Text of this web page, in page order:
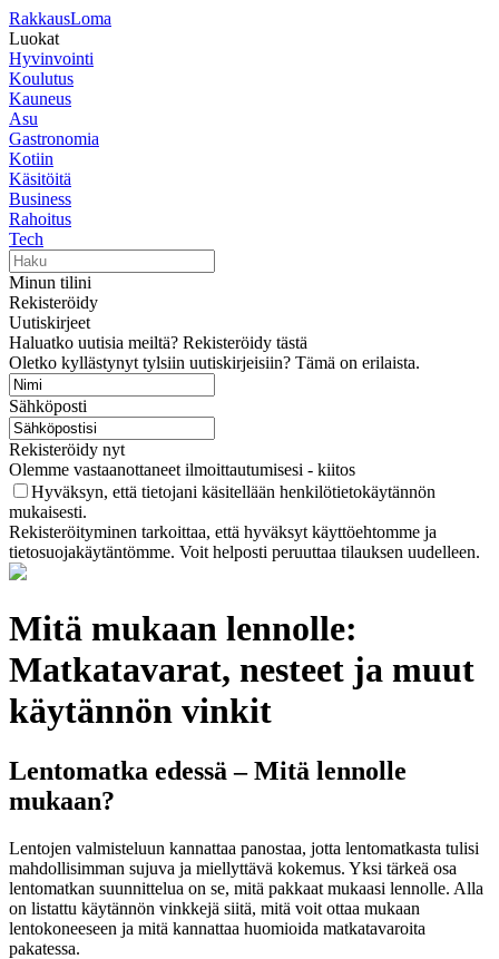
RakkausLoma
Luokat
Hyvinvointi
Koulutus
Kauneus
Asu
Gastronomia
Kotiin
Käsitöitä
Business
Rahoitus
Tech
Minun tilini
Rekisteröidy
Uutiskirjeet
Haluatko uutisia meiltä? Rekisteröidy tästä
Oletko kyllästynyt tylsiin uutiskirjeisiin? Tämä on erilaista.
Sähköposti
Rekisteröidy nyt
Olemme vastaanottaneet ilmoittautumisesi - kiitos
Hyväksyn, että tietojani käsitellään henkilötietokäytännön
mukaisesti.
Rekisteröityminen tarkoittaa, että hyväksyt käyttöehtomme ja
tietosuojakäytäntömme. Voit helposti peruuttaa tilauksen uudelleen.
Mitä mukaan lennolle:
Matkatavarat, nesteet ja muut
käytännön vinkit
Lentomatka edessä – Mitä lennolle
mukaan?
Lentojen valmisteluun kannattaa panostaa, jotta lentomatkasta tulisi
mahdollisimman sujuva ja miellyttävä kokemus. Yksi tärkeä osa
lentomatkan suunnittelua on se, mitä pakkaat mukaasi lennolle. Alla
on listattu käytännön vinkkejä siitä, mitä voit ottaa mukaan
lentokoneeseen ja mitä kannattaa huomioida matkatavaroita
pakatessa.